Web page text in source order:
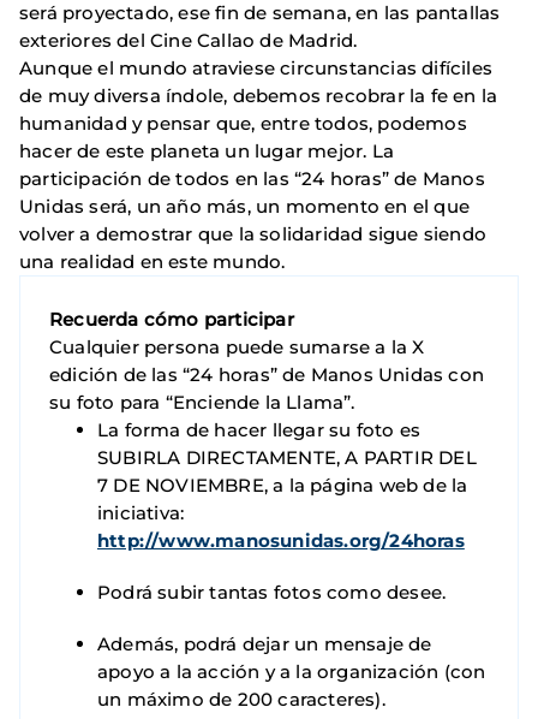
será proyectado, ese fin de semana, en las pantallas
exteriores del Cine Callao de Madrid.
Aunque el mundo atraviese circunstancias difíciles
de muy diversa índole, debemos recobrar la fe en la
humanidad y pensar que, entre todos, podemos
hacer de este planeta un lugar mejor. La
participación de todos en las “24 horas” de Manos
Unidas será, un año más, un momento en el que
volver a demostrar que la solidaridad sigue siendo
una realidad en este mundo.
Recuerda cómo participar
Cualquier persona puede sumarse a la X
edición de las “24 horas” de Manos Unidas con
su foto para “Enciende la Llama”.
La forma de hacer llegar su foto es
SUBIRLA DIRECTAMENTE, A PARTIR DEL
7 DE NOVIEMBRE, a la página web de la
iniciativa:
http://www.manosunidas.org/24horas
Podrá subir tantas fotos como desee.
Además, podrá dejar un mensaje de
apoyo a la acción y a la organización (con
un máximo de 200 caracteres).